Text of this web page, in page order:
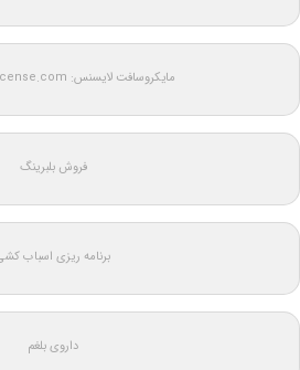
مایکروسافت لایسنس: MicrosoftLicense.com
فروش بلبرینگ
برنامه ریزی اسباب
داروی بلغم